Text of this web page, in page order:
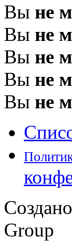
Вы не
Вы не
Вы не
Вы не
Вы не
Group